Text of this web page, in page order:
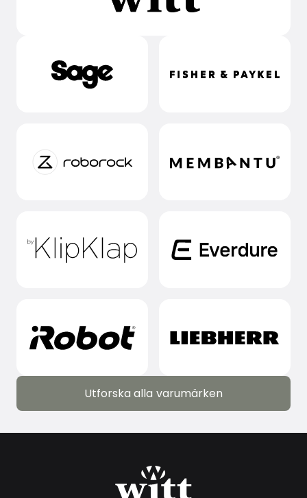
Utforska alla varumärken
Utforska alla varumärken